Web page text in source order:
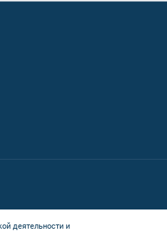
деятельности и